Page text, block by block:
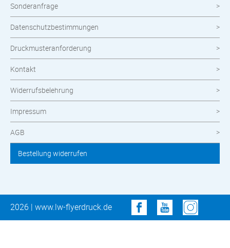
Sonderanfrage
Datenschutzbestimmungen
Druckmusteranforderung
Kontakt
Widerrufsbelehrung
Impressum
AGB
Bestellung widerrufen
2026 | www.lw-flyerdruck.de